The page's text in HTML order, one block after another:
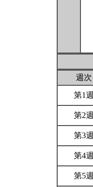
週次
第1週
第2週
第3週
第4週
第5週